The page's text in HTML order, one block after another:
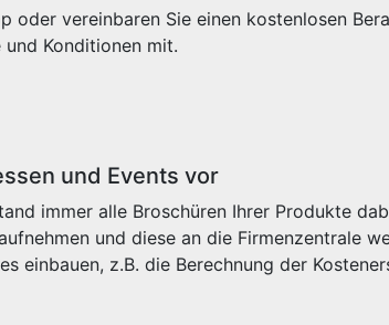
oder vereinbaren Sie einen kostenlosen
und Konditionen mit.
und Events vor
immer alle Broschüren Ihrer Produkte
und diese an die Firmenzentrale
einbauen, z.B. die Berechnung der